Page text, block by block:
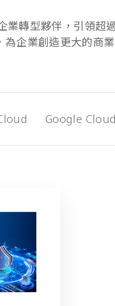
轉型夥伴，引領超
企業創造更大的商
Google Cloud